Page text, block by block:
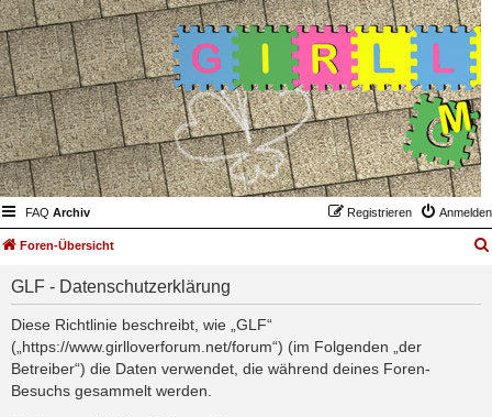
FAQ Archiv Anmelden
Registrieren
Foren-Übersicht
GLF - Datenschutzerklärung
Diese Richtlinie beschreibt, wie „GLF“
(„https://www.girlloverforum.net/forum“) (im Folgenden „der
Betreiber“) die Daten verwendet, die während deines Foren-
Besuchs gesammelt werden.